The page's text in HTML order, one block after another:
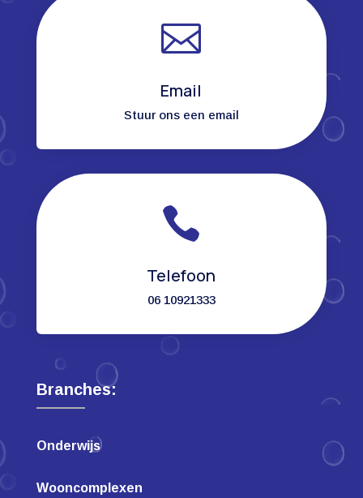

Email
Stuur ons een email

Telefoon
06 10921333
Branches:
Onderwijs
Wooncomplexen